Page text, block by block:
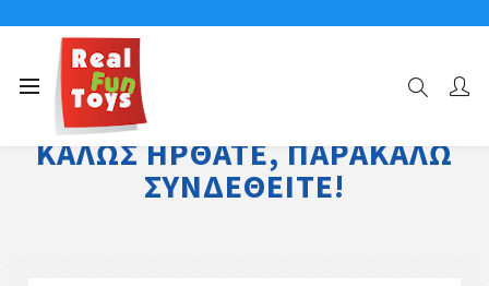
ΚΑΛΏΣ ΉΡΘΑΤΕ, ΠΑΡΑΚΑΛΏ
ΣΥΝΔΕΘΕΊΤΕ!